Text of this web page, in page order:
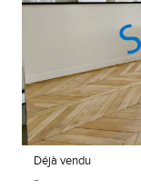
Déjà vendu
-